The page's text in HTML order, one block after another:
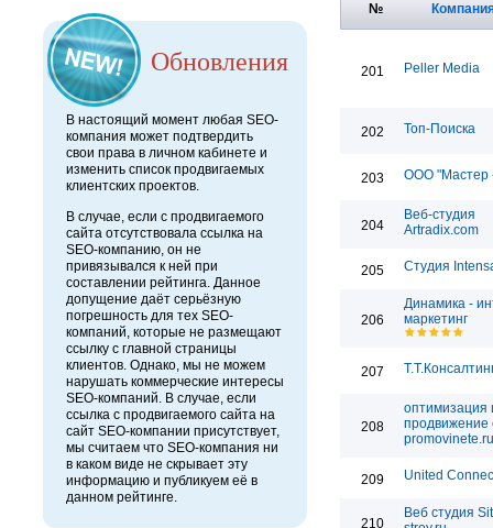
Обновления
В настоящий момент любая SEO-
компания может подтвердить
свои права в личном кабинете и
изменить список продвигаемых
клиентских проектов.
В случае, если с продвигаемого
сайта отсутствовала ссылка на
SEO-компанию, он не
привязывался к ней при
составлении рейтинга. Данное
допущение даёт серьёзную
погрешность для тех SEO-
компаний, которые не размещают
ссылку с главной страницы
клиентов. Однако, мы не можем
нарушать коммерческие интересы
SEO-компаний. В случае, если
ссылка с продвигаемого сайта на
сайт SEO-компании присутствует,
мы считаем что SEO-компания ни
в каком виде не скрывает эту
информацию и публикуем её в
данном рейтинге.
№
201 Peller Media
202 Топ-Поиска
203 ООО "Мастер
204
Веб-студия
Artradix.com
205 Студия
206
Динамика -
маркетинг
207
208
оптимизация
продвижение
promovinete.ru
209 United
210
Веб студия